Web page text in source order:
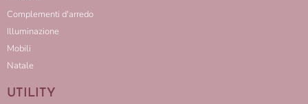
Complementi d'arredo
Illuminazione
Mobili
Natale
UTILITY